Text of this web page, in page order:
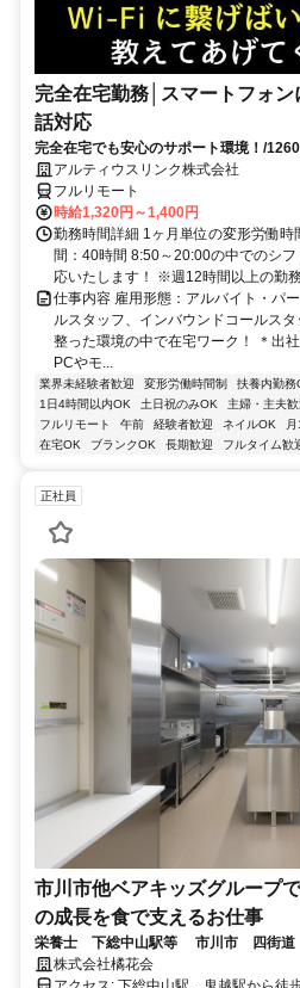
完全在宅勤務│スマートフォ
話対応
完全在宅でも安心のサポート環境！/
アルティウスリンク株式会社
フルリモート
時給1,320円～1,400円
勤務時間詳細 1ヶ月単位の変形労働
間：40時間 8:50～20:00の中でのシ
応いたします！ ※週12時間以上の勤
仕事内容 雇用形態：アルバイト・パ
ルスタッフ、インバウンドコールス
整った環境の中で在宅ワーク！ ＊出
PCやモ...
業界未経験者歓迎 変形労働時間制 扶養内勤務
1日4時間以内OK
土日祝のみOK 主婦・主夫歓
フルリモート
午前 経験者歓迎 ネイルOK
在宅OK
ブランクOK 長期歓迎 フルタイム歓
正社員
市川市他ベアキッズグループ
の成長を食で支えるお仕事
栄養士 下総中山駅等 市川市 四街
株式会社橘花会